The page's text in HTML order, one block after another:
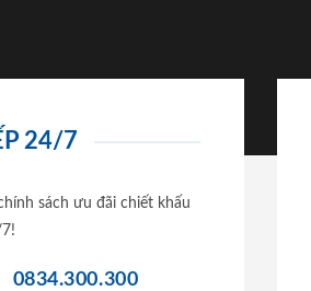
24/7
sách ưu đãi chiết khấu
0834.300.300